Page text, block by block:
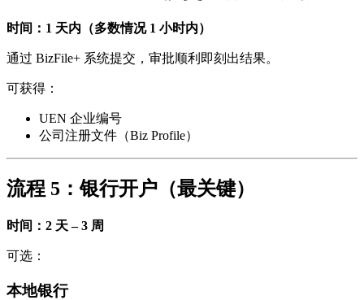
时间：1 天内（多数情况 1 小时内）
通过 BizFile+ 系统提交，审批顺利即刻出结果。
可获得：
UEN 企业编号
公司注册文件（Biz Profile）
流程 5：银行开户（最关键）
时间：2 天 – 3 周
可选：
本地银行